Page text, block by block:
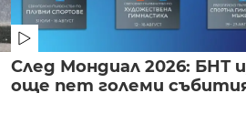
След Мондиал 2026: БНТ
още пет големи